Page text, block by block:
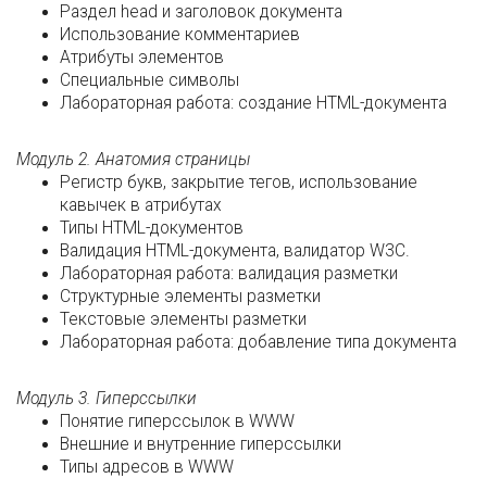
Раздел head и заголовок документа
Использование комментариев
Атрибуты элементов
Специальные символы
Лабораторная работа: создание HTML-документа
Модуль 2. Анатомия страницы
Регистр букв, закрытие тегов, использование
кавычек в атрибутах
Типы HTML-документов
Валидация HTML-документа, валидатор W3C.
Лабораторная работа: валидация разметки
Структурные элементы разметки
Текстовые элементы разметки
Лабораторная работа: добавление типа документа
Модуль 3. Гиперссылки
Понятие гиперссылок в WWW
Внешние и внутренние гиперссылки
Типы адресов в WWW